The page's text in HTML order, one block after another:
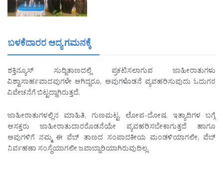
ಬಳಕೆದಾರರ ಆದ್ಯ ಗಮನಕ್ಕೆ
ಶಕ್ತಿನ್ಯೂಸ್ ಸುದ್ದಿತಾಣದಲ್ಲಿ ಪ್ರಕಟಿಸಲಾಗುವ ಜಾಹೀರಾತುಗಳು
ವಿಶ್ವಾಸಾರ್ಹವಾದವುಗಳೇ ಆಗಿದ್ದರೂ, ಅವುಗಳೊಡನೆ ವ್ಯವಹರಿಸುವುದು ಓದುಗರ
ವಿವೇಚನೆಗೆ ಬಿಟ್ಟದ್ದಾಗಿರುತ್ತದೆ.
ಜಾಹೀರಾತುಗಳಲ್ಲಿನ ಮಾಹಿತಿ, ಗುಣಮಟ್ಟ, ಲೋಪ-ದೋಷ, ಇತ್ಯಾದಿಗಳ ಬಗ್ಗೆ
ಆಸಕ್ತರು ಜಾಹೀರಾತುದಾರರೊಡನೆಯೇ ವ್ಯವಹರಿಸಬೇಕಾಗುತ್ತದೆ ಹಾಗೂ
ಅವುಗಳಿಗೆ ನಮ್ಮ ಈ ವೆಬ್ ತಾಣದ ಸಂಪಾದಕೀಯ ಮಂಡಳಿಯಾಗಲೀ, ವೆಬ್
ನಿರ್ವಹಣಾ ಸಂಸ್ಥೆಯಾಗಲೀ ಜವಾಬ್ದಾರಿಯಾಗಿರುವುದಿಲ್ಲ.